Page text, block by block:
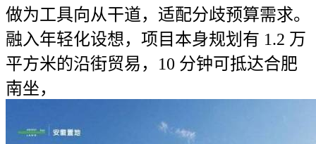
做为工具向从干道，适配分歧预算需求。
融入年轻化设想，项目本身规划有 1.2 万
平方米的沿街贸易，10 分钟可抵达合肥
南坐，